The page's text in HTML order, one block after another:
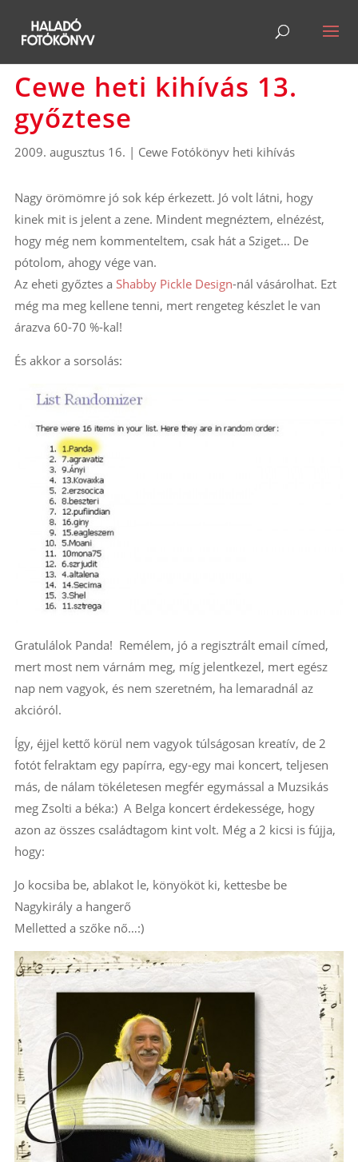
Cewe heti kihívás 13.
győztese
2009. augusztus 16. | Cewe Fotókönyv heti kihívás
Nagy örömömre jó sok kép érkezett. Jó volt látni, hogy
kinek mit is jelent a zene. Mindent megnéztem, elnézést,
hogy még nem kommenteltem, csak hát a Sziget… De
pótolom, ahogy vége van.
Az eheti győztes a Shabby Pickle Design-nál vásárolhat. Ezt
még ma meg kellene tenni, mert rengeteg készlet le van
árazva 60-70 %-kal!
És akkor a sorsolás:
Gratulálok Panda! Remélem, jó a regisztrált email címed,
mert most nem várnám meg, míg jelentkezel, mert egész
nap nem vagyok, és nem szeretném, ha lemaradnál az
akcióról.
Így, éjjel kettő körül nem vagyok túlságosan kreatív, de 2
fotót felraktam egy papírra, egy-egy mai koncert, teljesen
más, de nálam tökéletesen megfér egymással a Muzsikás
meg Zsolti a béka:) A Belga koncert érdekessége, hogy
azon az összes családtagom kint volt. Még a 2 kicsi is fújja,
hogy:
Jo kocsiba be, ablakot le, könyököt ki, kettesbe be
Nagykirály a hangerő
Melletted a szőke nő…:)